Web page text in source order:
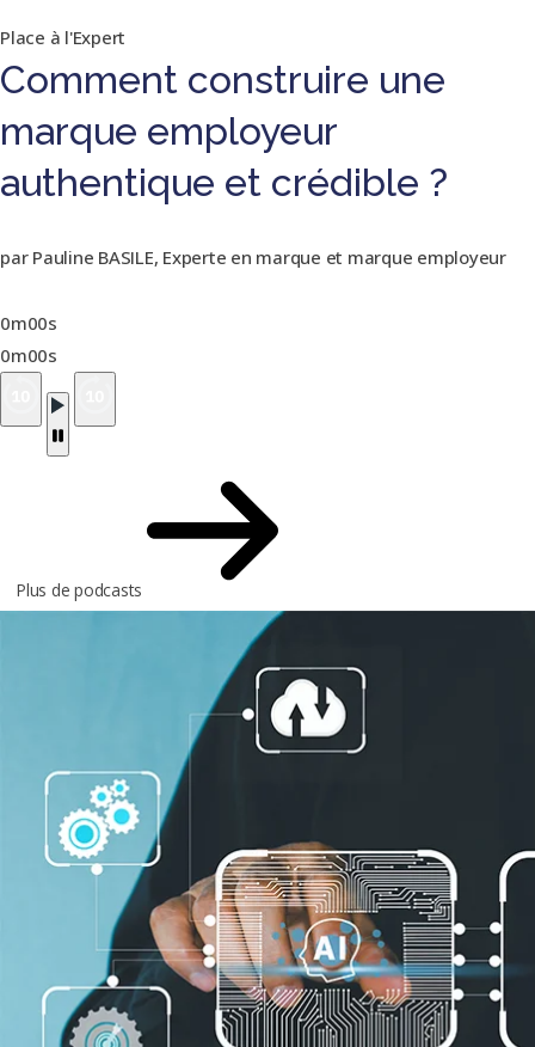
Place à l'Expert
Comment construire une
marque employeur
authentique et crédible ?
par Pauline BASILE, Experte en marque et marque employeur
0m00s
0m00s
Plus de podcasts